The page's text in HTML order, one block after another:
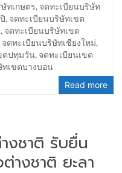
ทเกษตร, จดทะเบียนบริษัท
, จดทะเบียนบริษัทเขต
, จดทะเบียนบริษัทเขต
จดทะเบียนบริษัทเชียงใหม่,
ตปทุมวัน, จดทะเบียนเขต
เขตบางบอน
Read more
งชาติ รับยื่น
างชาติ ยะลา